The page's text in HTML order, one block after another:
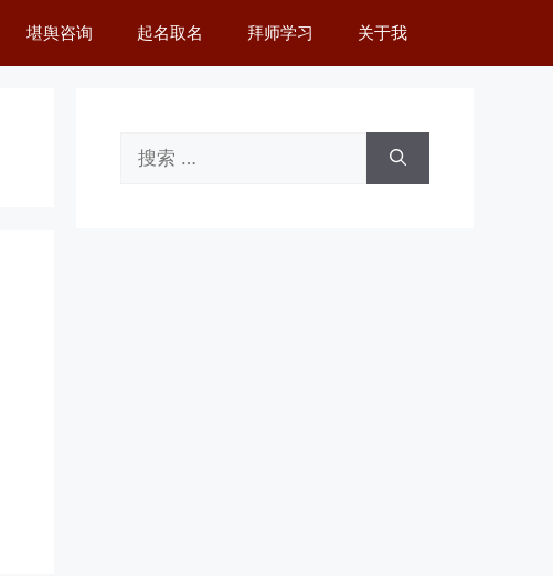
堪舆咨询 起名取名 拜师学习 关于我
索：